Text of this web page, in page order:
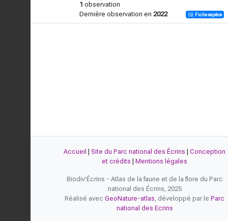
1 observation
Dernière observation en 2022 Fiche espèce
Accueil Site du Parc national des Écrins
Conception
et crédits
Mentions légales
Biodiv'Écrins - Atlas de la faune et de la flore du Parc
national des Écrins, 2025
Réalisé avec GeoNature-atlas, développé par le Parc
national des Ecrins